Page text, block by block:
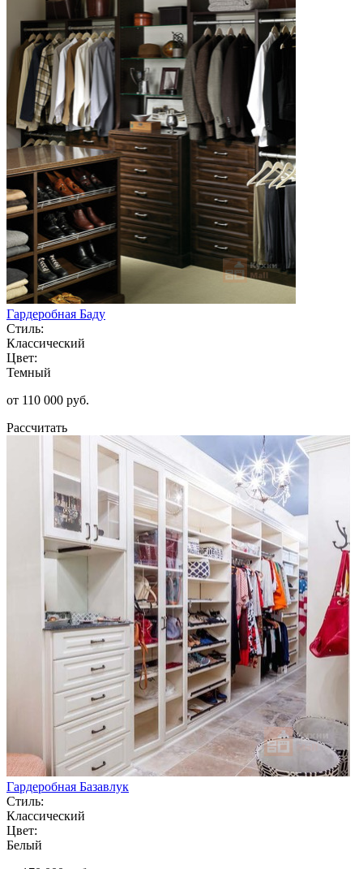
Гардеробная Баду
Стиль:
Классический
Цвет:
Темный
от 110 000 руб.
Рассчитать
Гардеробная Базавлук
Стиль:
Классический
Цвет:
Белый